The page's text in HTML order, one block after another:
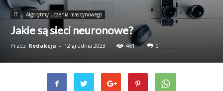
IT Algorytmy uczenia maszynowego
Jakie są sieci neuronowe?
Przez Redakcja - 12 grudnia 2023 461 0